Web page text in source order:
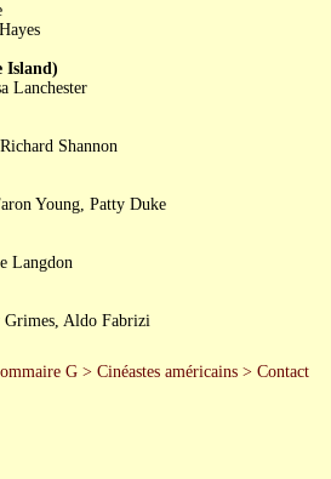
Island)
Lanchester
Shannon
Young, Patty Duke
Langdon
Aldo Fabrizi
G> Cinéastes américains> Contact